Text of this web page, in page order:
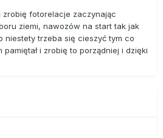
zrobię fotorelacje zaczynając
ziemi, nawozów na start tak jak
niestety trzeba się cieszyć tym co
pamiętał i zrobię to porządniej i dzięki